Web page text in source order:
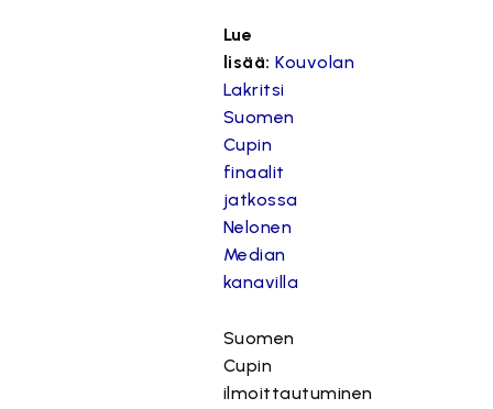
Lue
lisää: Kouvolan
Lakritsi
Suomen
Cupin
finaalit
jatkossa
Nelonen
Median
kanavilla
Suomen
Cupin
ilmoittautuminen